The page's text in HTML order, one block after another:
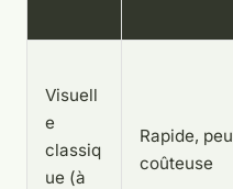
Visuell
e
classiq
ue (à
Rapide, peu
coûteuse